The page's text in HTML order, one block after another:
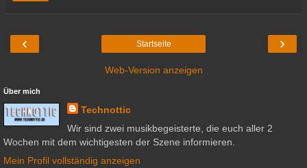
‹ ›
Startseite
Web-Version anzeigen
Über mich
Technottic
Wir sind zwei musikbegeisterte, die euch aller 2
Wochen mit dem wichtigesten der Szene informieren.
Mein Profil vollständig anzeigen